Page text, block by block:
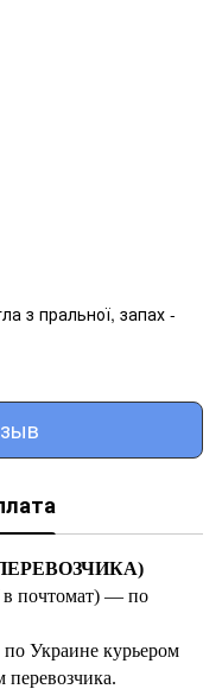
з пральної, запах -
в почтомат) — по
по Украине курьером